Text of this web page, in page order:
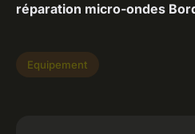
réparation micro-ondes
Equipement